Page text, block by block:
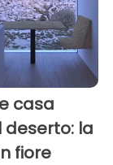
casa
deserto: la
fiore